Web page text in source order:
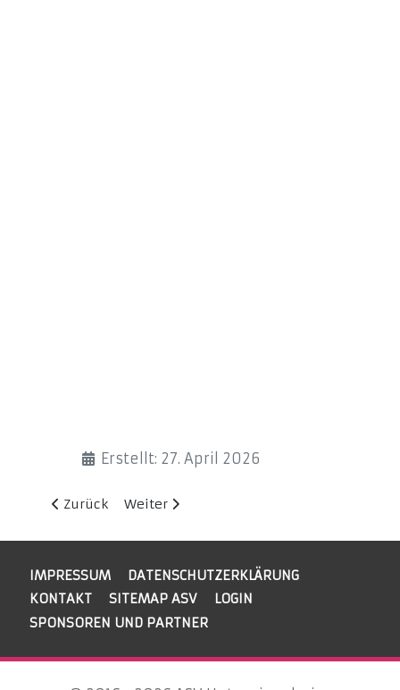
Details Erstellt: 27. April 2026
Vorheriger Beitrag: SG bleibt vorne zu harmlos –
Zurück Nächster Beitrag: Derbytime in Fahr
Weiter
IMPRESSUM
DATENSCHUTZERKLÄRUNG
KONTAKT
SITEMAP ASV
LOGIN
SPONSOREN UND PARTNER